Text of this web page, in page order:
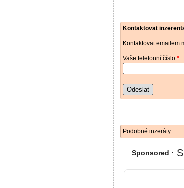
Kontaktovat
Kontaktovat emailem
Vaše telefonní číslo *
Odeslat
Podobné inzeráty